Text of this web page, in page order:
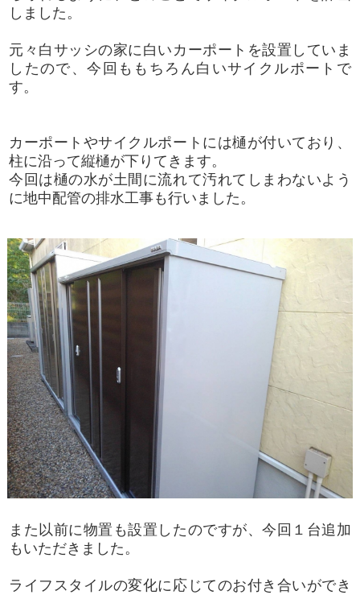
しました。
元々白サッシの家に白いカーポートを設置していま
したので、今回ももちろん白いサイクルポートで
す。
カーポートやサイクルポートには樋が付いており、
柱に沿って縦樋が下りてきます。
今回は樋の水が土間に流れて汚れてしまわないよう
に地中配管の排水工事も行いました。
また以前に物置も設置したのですが、今回１台追加
もいただきました。
ライフスタイルの変化に応じてのお付き合いができ